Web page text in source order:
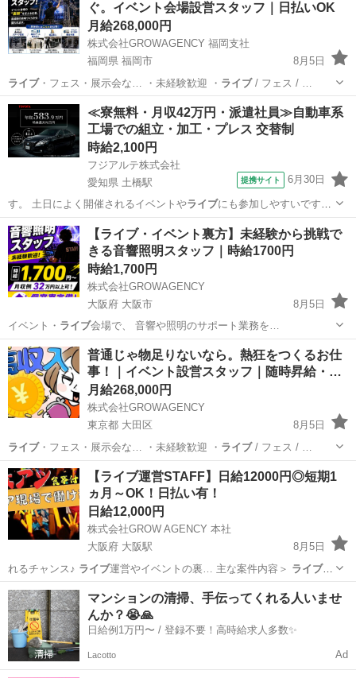
ぐ。イベント会場設営スタッフ｜日払いOK
月給268,000円
株式会社GROWAGENCY 福岡支社
福岡県 福岡市
8月5日
ライブ・フェス・展示会な… ・未経験歓迎 ・ ライブ/ フェス / …
福岡 福岡市 イベントスタッフ スタッフ
≪寮無料・月収42万円・派遣社員≫自動車系
工場での組立・加工・プレス 交替制
時給2,100円
フジアルテ株式会社
愛知県 土橋駅
提携サイト 6月30日
す。 土日によく開催されるイベントやライブにも参加しやすいです
し、趣味の時間や大…
愛知 豊田市 土橋駅 その他
【ライブ・イベント裏方】未経験から挑戦で
きる音響照明スタッフ｜時給1700円
時給1,700円
株式会社GROWAGENCY
大阪府 大阪市
8月5日
イベント・ ライブ会場で、 音響や照明のサポート業務を…
大阪 大阪市 イベントスタッフ スタッフ
普通じゃ物足りないなら。熱狂をつくるお仕
事！｜イベント設営スタッフ｜随時昇給・…
月給268,000円
株式会社GROWAGENCY
東京都 大田区
8月5日
ライブ・フェス・展示会な… ・未経験歓迎 ・ ライブ/ フェス / …
東京 大田区 イベントスタッフ スタッフ
【ライブ運営STAFF】日給12000円◎短期1
ヵ月～OK！日払い有！
日給12,000円
株式会社GROW AGENCY 本社
大阪府 大阪駅
8月5日
れるチャンス♪ ライブ運営やイベントの裏… 主な案件内容＞ ライブ、
コンサート、フェ…
大阪 大阪市 軽作業 ライブ
マンションの清掃、手伝ってくれる人いませ
んか？😭🙏
日給例1万円〜 / 登録不要！高時給求人多数✨
Lacotto Ad